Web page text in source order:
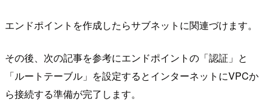
エンドポイントを作成したらサブネットに関連づけます。
その後、次の記事を参考にエンドポイントの「認証」と
「ルートテーブル」を設定するとインターネットにVPCか
ら接続する準備が完了します。